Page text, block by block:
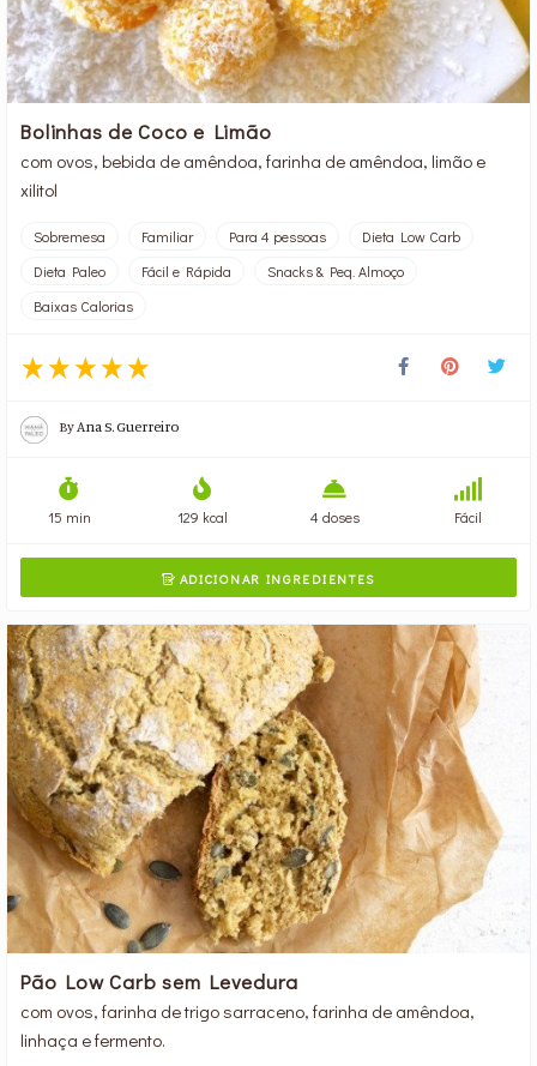
Bolinhas de Coco e Limão
com ovos, bebida de amêndoa, farinha de amêndoa, limão e
xilitol
Sobremesa Familiar Para 4 pessoas
Dieta Low Carb
Dieta Paleo
Fácil e Rápida
Snacks & Peq. Almoço
Baixas Calorias
By Ana S. Guerreiro
15 min 129 kcal 4 doses Fácil
ADICIONAR INGREDIENTES
Pão Low Carb sem Levedura
com ovos, farinha de trigo sarraceno, farinha de amêndoa,
linhaça e fermento.